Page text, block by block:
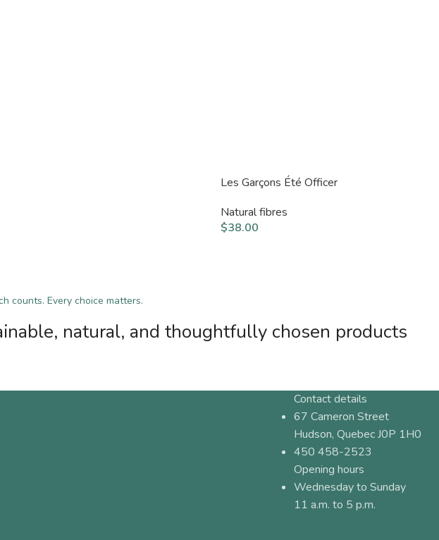
Les Garçons Été Officer
Natural fibres
$38.00
counts. Every choice matters.
natural, and thoughtfully chosen products
Contact details
67 Cameron Street
Hudson, Quebec J0P 1H0
450 458-2523
Opening hours
Wednesday to Sunday
11 a.m. to 5 p.m.